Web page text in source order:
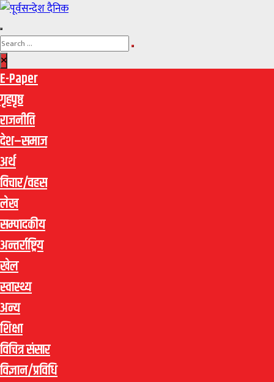
E-Paper
गृहपृष्ठ
राजनीति
देश–समाज
अर्थ
विचार/वहस
लेख
सम्पादकीय
अन्तर्राष्ट्रिय
खेल
स्वास्थ्य
अन्य
शिक्षा
विचित्र संसार
विज्ञान/प्रविधि